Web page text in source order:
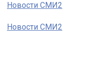
Новости СМИ2
Новости СМИ2